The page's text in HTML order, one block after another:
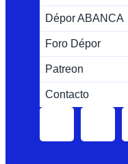
Dépor ABANCA
Foro Dépor
Patreon
Contacto